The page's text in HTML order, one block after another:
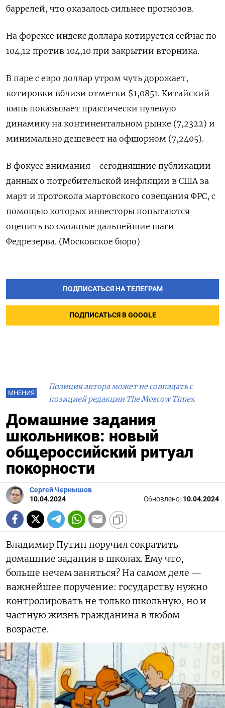
баррелей, что оказалось сильнее прогнозов.
На форексе индекс доллара котируется сейчас по
104,12 против 104,10 при закрытии вторника.
В паре с евро доллар утром чуть дорожает,
котировки вблизи отметки $1,0851. Китайский
юань показывает практически нулевую
динамику на континентальном рынке (7,2322) и
минимально дешевеет на офшорном (7,2405).
В фокусе внимания - сегодняшние публикации
данных о потребительской инфляции в США за
март и протокола мартовского совещания ФРС, с
помощью которых инвесторы попытаются
оценить возможные дальнейшие шаги
Федрезерва. (Московское бюро)
ПОДПИСАТЬСЯ НА ТЕЛЕГРАМ
ПОДПИСАТЬСЯ В GOOGLE
МНЕНИЯ
Позиция автора может не совпадать с
позицией редакции The Moscow Times.
Домашние задания
школьников: новый
общероссийский ритуал
покорности
Сергей Чернышов
10.04.2024
Обновлено: 10.04.2024
Владимир Путин поручил сократить
домашние задания в школах. Ему что,
больше нечем заняться? На самом деле —
важнейшее поручение: государству нужно
контролировать не только школьную, но и
частную жизнь гражданина в любом
возрасте.